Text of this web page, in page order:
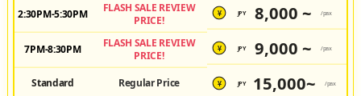
2:30PM-5:30PM
FLASH SALE REVIEW
PRICE!
¥ JPY 8,000 ~ /pax
7PM-8:30PM
FLASH SALE REVIEW
PRICE!
¥ JPY 9,000 ~ /pax
Standard Regular Price ¥ JPY 15,000~ /pax